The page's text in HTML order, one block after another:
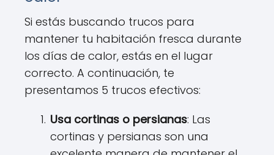
Si estás buscando trucos para
mantener tu habitación fresca durante
los días de calor, estás en el lugar
correcto. A continuación, te
presentamos 5 trucos efectivos:
Usa cortinas o persianas: Las
cortinas y persianas son una